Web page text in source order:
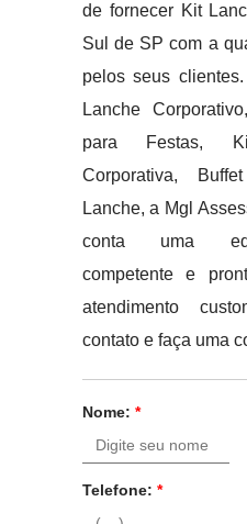
de fornecer Kit
Sul de SP com a
pelos seus
Lanche
para Festas,
Corporativa,
Lanche, a Mgl
conta uma
competente e
atendimento
contato e faça uma
Nome: *
Telefone: *